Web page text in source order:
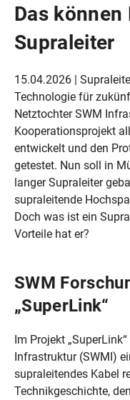
Das
Supraleiter
15.04.2026 |
Technologie für
Netztochter SWM
Kooperationsprojekt
entwickelt und den
getestet. Nun soll in
langer Supraleiter
supraleitende
Doch was ist ein
Vorteile hat er?
SWM
„SuperLink“
Im Projekt
Infrastruktur (SWMI)
supraleitendes Kabel
Technikgeschichte,